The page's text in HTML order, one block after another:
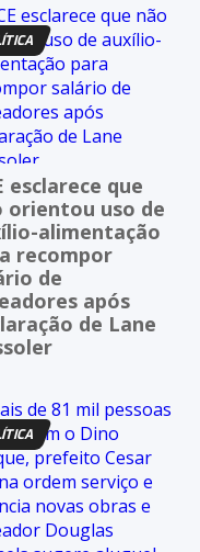
esclarece que
orientou uso de
alimentação
recompor
de
após
de Lane